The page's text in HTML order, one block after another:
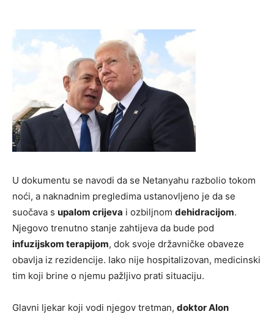
U dokumentu se navodi da se Netanyahu razbolio tokom
noći, a naknadnim pregledima ustanovljeno je da se
suočava s upalom crijeva i ozbiljnom dehidracijom.
Njegovo trenutno stanje zahtijeva da bude pod
infuzijskom terapijom, dok svoje državničke obaveze
obavlja iz rezidencije. Iako nije hospitalizovan, medicinski
tim koji brine o njemu pažljivo prati situaciju.
Glavni ljekar koji vodi njegov tretman, doktor Alon